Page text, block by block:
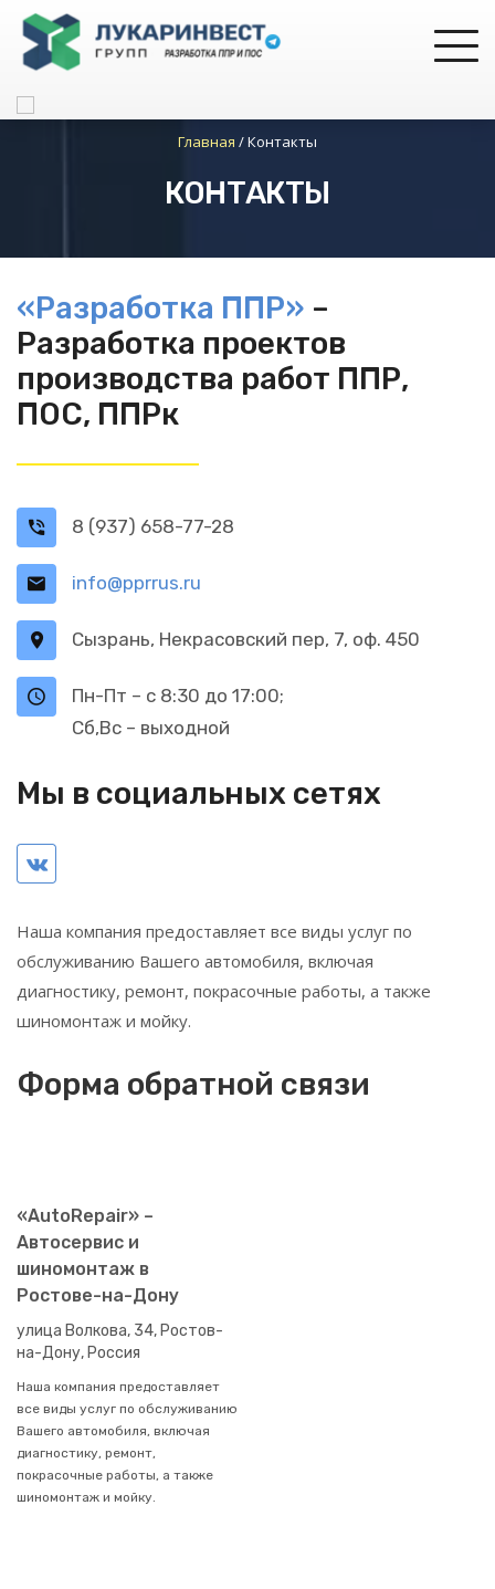
Главная /Контакты
КОНТАКТЫ
«Разработка ППР» –
Разработка проектов
производства работ ППР,
ПОС, ППРк
8 (937) 658-77-28
info@pprrus.ru
Сызрань, Некрасовский пер, 7, оф. 450
Пн-Пт – с 8:30 до 17:00;
Сб,Вс – выходной
Мы в социальных сетях
Наша компания предоставляет все виды услуг по
обслуживанию Вашего автомобиля, включая
диагностику, ремонт, покрасочные работы, а также
шиномонтаж и мойку.
Форма обратной связи
«AutoRepair» –
Автосервис и
шиномонтаж в
Ростове-на-Дону
улица Волкова, 34, Ростов-
на-Дону, Россия
Наша компания предоставляет
все виды услуг по обслуживанию
Вашего автомобиля, включая
диагностику, ремонт,
покрасочные работы, а также
шиномонтаж и мойку.